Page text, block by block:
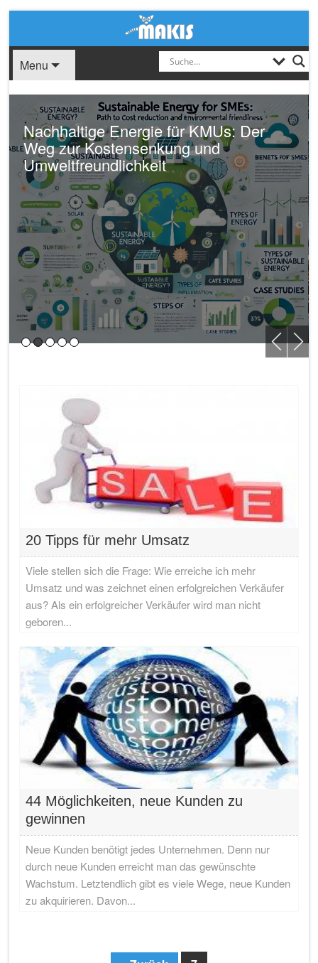
Menu
Nachhaltige Energie für KMUs: Der
Weg zur Kostensenkung und
Umweltfreundlichkeit
20 Tipps für mehr Umsatz
Viele stellen sich die Frage: Wie erreiche ich mehr
Umsatz und was zeichnet einen erfolgreichen Verkäufer
aus? Als ein erfolgreicher Verkäufer wird man nicht
geboren...
44 Möglichkeiten, neue Kunden zu
gewinnen
Neue Kunden benötigt jedes Unternehmen. Denn nur
durch neue Kunden erreicht man das gewünschte
Wachstum. Letztendlich gibt es viele Wege, neue Kunden
zu akquirieren. Davon...